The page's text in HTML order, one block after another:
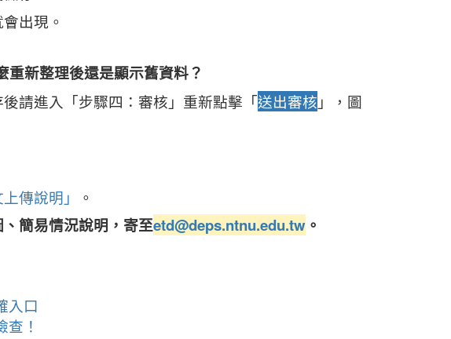
會出現。
新整理後還是顯示舊資料？
後請進入「步驟四：審核」重新點擊「送出審核 」，圖
傳說明」 。
簡易情況說明，寄至etd@deps.ntnu.edu.tw。
入口
！